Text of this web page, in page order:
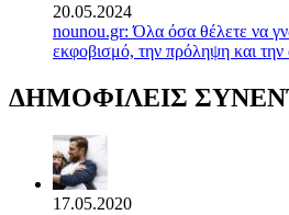
20.05.2024
nounou.gr: Όλα όσα θέλετε να
εκφοβισμό, την πρόληψη και την
ΔΗΜΟΦΙΛΕΙΣ
17.05.2020